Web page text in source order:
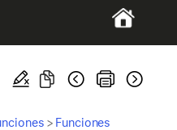
> Funciones